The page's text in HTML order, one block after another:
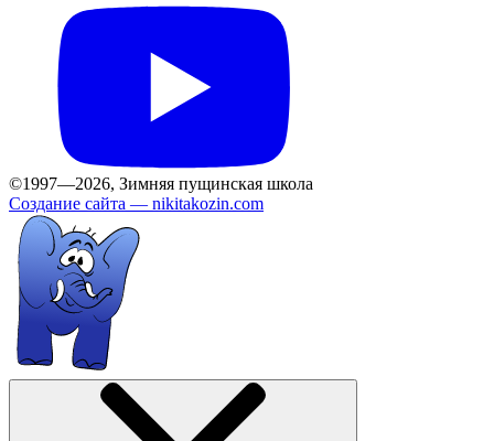
©1997—2026, Зимняя пущинская школа
Создание сайта — nikitakozin.com